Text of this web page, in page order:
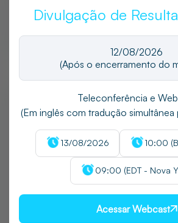
Saiba mais
Calendário
Divulgação de Resultados 2T26
Conferência de Resultados 2T26
AGO
NOV
Divulgação de Resultados 3T26
Divulgação de
12/08/2026
(Após o encerramento do
Teleconferência e
(Em inglês com tradução simultânea
13/08/2026 10:00
09:00 (EDT - Nova
Acessar Webcast